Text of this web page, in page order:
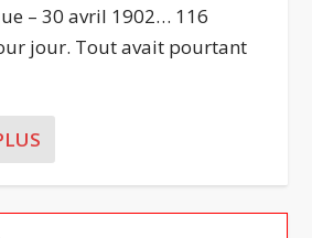
– 30 avril 1902… 116
jour. Tout avait pourtant